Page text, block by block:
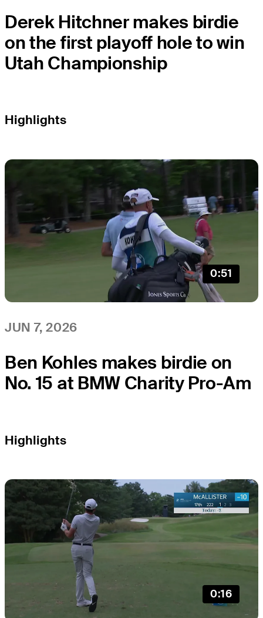
Derek Hitchner makes birdie
on the first playoff hole to win
Utah Championship
Highlights
0:51
JUN 7, 2026
Ben Kohles makes birdie on
No. 15 at BMW Charity Pro-Am
Highlights
0:16